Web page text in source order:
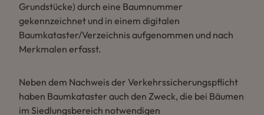
Grundstücke) durch eine Baumnummer
gekennzeichnet und in einem digitalen
Baumkataster/Verzeichnis aufgenommen und nach
Merkmalen erfasst.
Neben dem Nachweis der Verkehrssicherungspflicht
haben Baumkataster auch den Zweck, die bei Bäumen
im Siedlungsbereich notwendigen